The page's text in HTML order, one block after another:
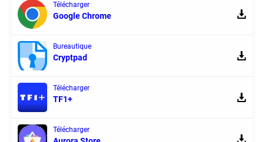
Télécharger
Google Chrome
Bureautique
Cryptpad
Télécharger
TF1+
Télécharger